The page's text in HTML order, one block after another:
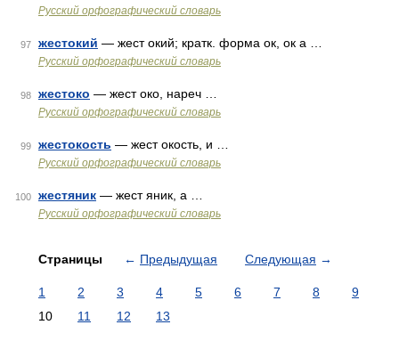
Русский орфографический словарь
97 жестокий — жест окий; кратк. форма ок, ок а …
Русский орфографический словарь
98 жестоко — жест око, нареч …
Русский орфографический словарь
99 жестокость — жест окость, и …
Русский орфографический словарь
100 жестяник — жест яник, а …
Русский орфографический словарь
Страницы ← Предыдущая Следующая →
1 2 3 4 5 6 7 8
9
10
11 12 13